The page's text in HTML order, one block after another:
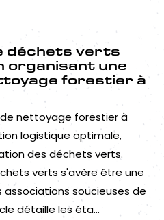
déchets verts
organisant une
forestier à
nettoyage forestier à
logistique optimale,
des déchets verts.
verts s'avère être une
soucieuses de
détaille les éta...